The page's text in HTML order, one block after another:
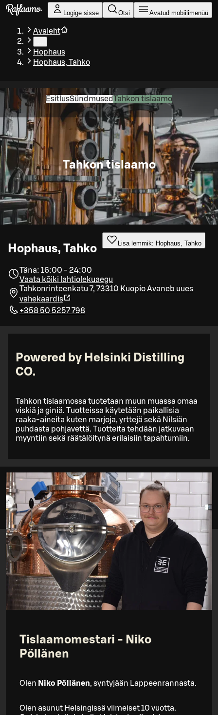
Liigu peamise sisu juurde
Logige sisse Otsi Avatud mobiilimenüü
Avaleht
Hophaus
Hophaus, Tahko
EsitlusSündmusedTahkon tislaamo
Tahkon tislaamo
Hophaus, Tahko Lisa lemmik: Hophaus, Tahko
Täna: 16:00 - 24:00
Vaata kõiki lahtiolekuaegu
Tahkonrinteenkatu 7, 73310 KuopioAvaneb uues
vahekaardis
+358 50 5257 798
Powered by Helsinki Distilling
CO.
Tahkon tislaamossa tuotetaan muun muassa omaa
viskiä ja giniä. Tuotteissa käytetään paikallisia
raaka-aineita kuten marjoja, yrttejä sekä Nilsiän
puhdasta pohjavettä. Tuotteita tehdään jatkuvaan
myyntiin sekä räätälöitynä erilaisiin tapahtumiin.
Tislaamomestari - Niko
Pöllänen
Olen Niko Pöllänen, syntyjään Lappeenrannasta.
Olen asunut Helsingissä viimeiset 10 vuotta.